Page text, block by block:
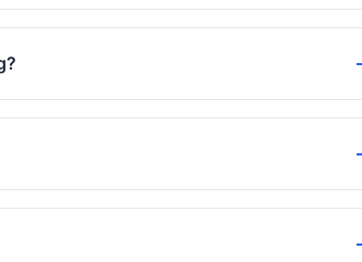
के लिए उच्च गुणवत्ता वाली कंप्रेशन सेटिंग्स का उपयोग
files automatically after 60 minutes.
और कन्वर्ट कर सकते हैं।